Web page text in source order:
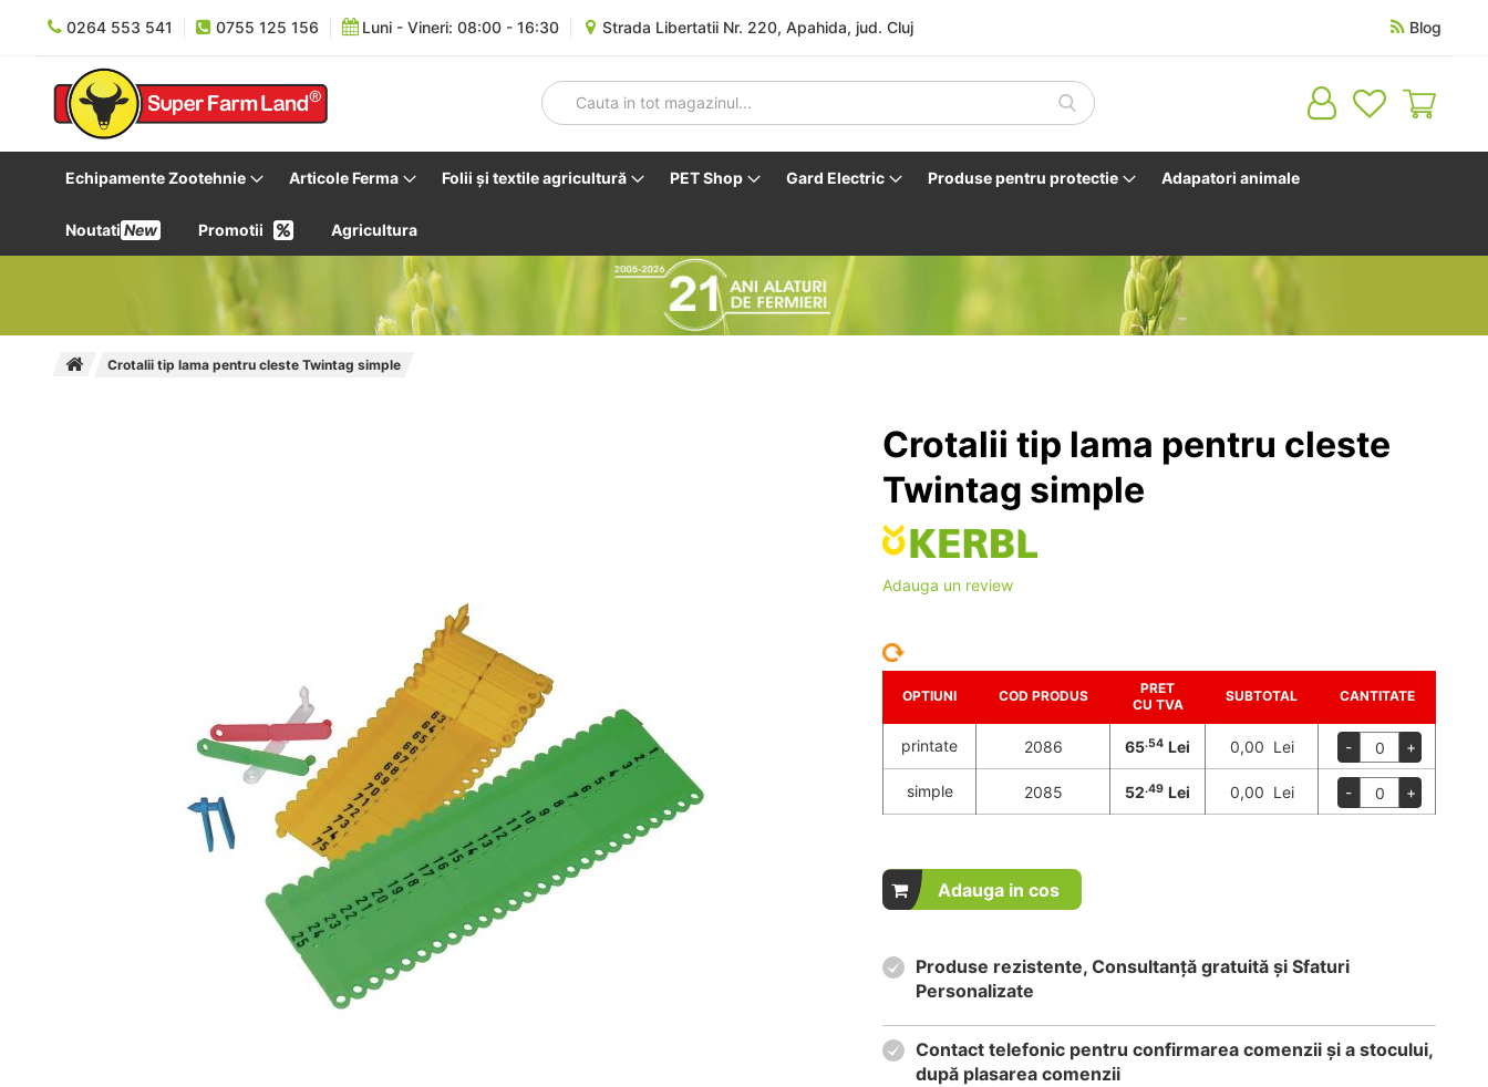
0264 553 541 0755 125 156 Luni - Vineri: 08:00 - 16:30 Strada Libertatii Nr. 220, Apahida, jud. Cluj Blog
Cosul
Echipamente Zootehnie Articole Ferma Folii și textile agricultură PET Shop Gard Electric Produse pentru protectie Adapatori animale
Noutati New Promotii Agricultura
Crotalii tip lama pentru cleste Twintag simple
Crotalii tip lama pentru cleste
Twintag simple
Adauga un review
OPTIUNI COD PRODUS
PRET
CU TVA
SUBTOTAL CANTITATE
printate 2086 65.54 Lei 0,00 Lei - +
simple 2085 52.49 Lei 0,00 Lei - +
Adauga in cos
Produse rezistente, Consultanță gratuită și Sfaturi
Personalizate
Contact telefonic pentru confirmarea comenzii și a stocului,
după plasarea comenzii